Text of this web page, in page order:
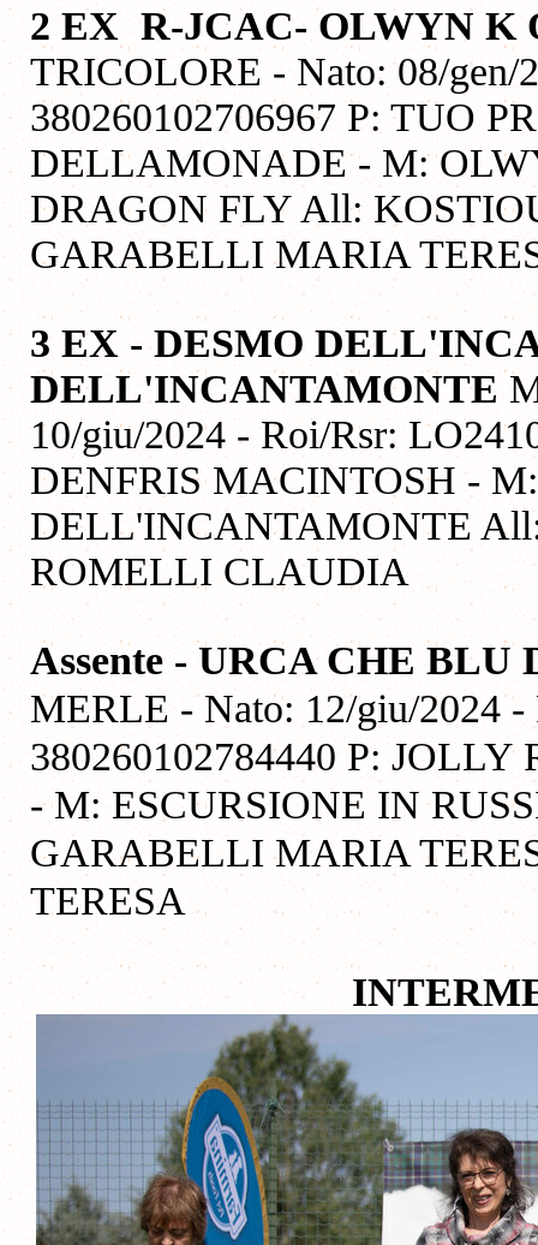
2 EX R-JCAC-OLWYN K
TRICOLORE - Nato: 08/gen/
380260102706967 P: TUO
DELLAMONADE - M:
DRAGON FLY All:
GARABELLI MARIA
3 EX - DESMO
DELL'INCANTAMONTE
10/giu/2024 - Roi/Rsr:
DENFRIS MACINTOSH -
DELL'INCANTAMONTE
ROMELLI CLAUDIA
Assente - URCA CHE
MERLE - Nato: 12/giu/2024
380260102784440 P:
- M: ESCURSIONE IN
GARABELLI MARIA
TERESA